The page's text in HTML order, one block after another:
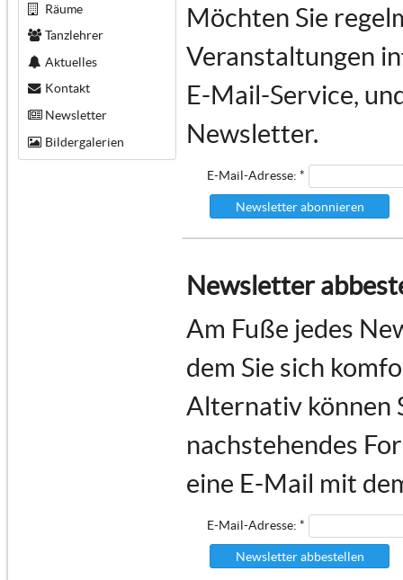
Räume
Tanzlehrer
Aktuelles
Kontakt
Newsletter
Bildergalerien
Möchten Sie
Veranstaltungen
E-Mail-Service,
Newsletter.
Newsletter abonnieren
E-Mail-Adresse: *
Newsletter
Am Fuße jedes
dem Sie sich
Alternativ können
nachstehendes
eine E-Mail mit
Newsletter abbestellen
E-Mail-Adresse: *